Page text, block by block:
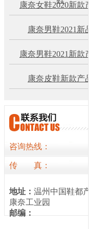
康奈女鞋2020新款产品
康奈男鞋2021新品
康奈男鞋2021新款产品
康奈皮鞋新款产品
咨询热线：
传 真 ：
地址： 温州中国鞋都产业园
康奈工业园
邮编：